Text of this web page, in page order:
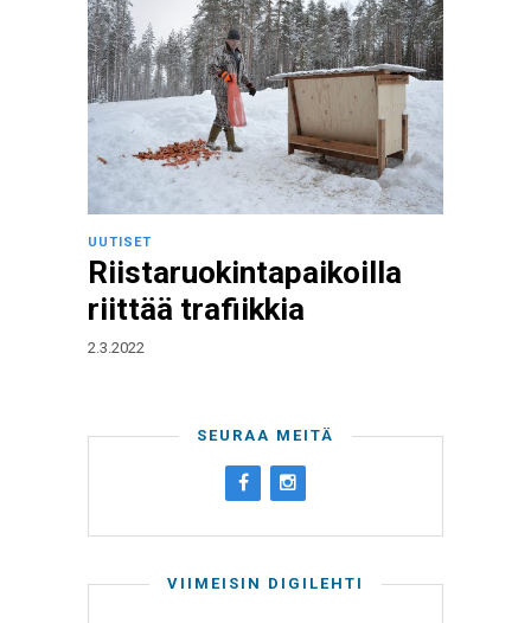
UUTISET
Riistaruokintapaikoilla
riittää trafiikkia
2.3.2022
SEURAA MEITÄ
VIIMEISIN DIGILEHTI